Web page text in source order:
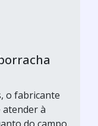
o fabricante
atender à